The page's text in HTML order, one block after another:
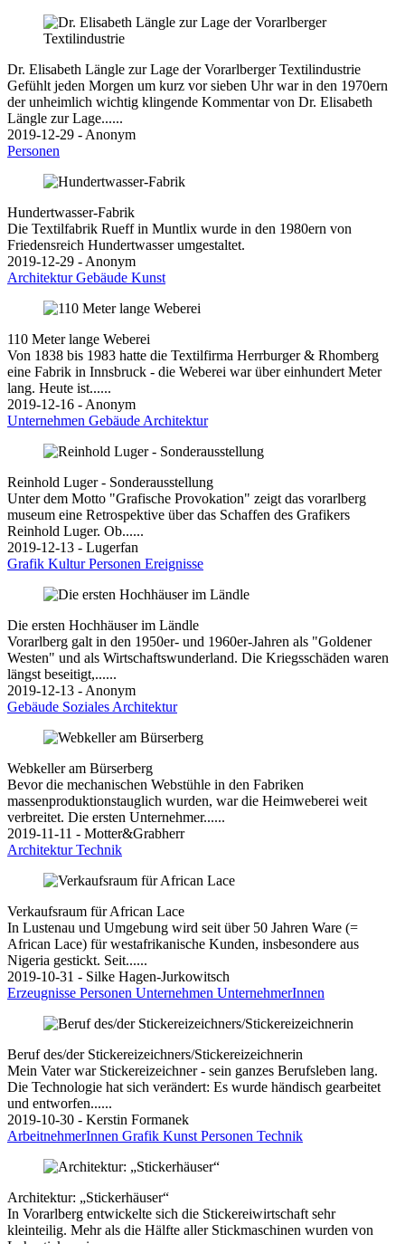
Dr. Elisabeth Längle zur Lage der Vorarlberger Textilindustrie
Gefühlt jeden Morgen um kurz vor sieben Uhr war in den 1970ern
der unheimlich wichtig klingende Kommentar von Dr. Elisabeth
Längle zur Lage......
2019-12-29 - Anonym
Personen
Hundertwasser-Fabrik
Die Textilfabrik Rueff in Muntlix wurde in den 1980ern von
Friedensreich Hundertwasser umgestaltet.
2019-12-29 - Anonym
ArchitekturGebäude Kunst
110 Meter lange Weberei
Von 1838 bis 1983 hatte die Textilfirma Herrburger & Rhomberg
eine Fabrik in Innsbruck - die Weberei war über einhundert Meter
lang. Heute ist......
2019-12-16 - Anonym
Unternehmen Gebäude Architektur
Reinhold Luger - Sonderausstellung
Unter dem Motto "Grafische Provokation" zeigt das vorarlberg
museum eine Retrospektive über das Schaffen des Grafikers
Reinhold Luger. Ob......
2019-12-13 - Lugerfan
Grafik KulturPersonen Ereignisse
Die ersten Hochhäuser im Ländle
Vorarlberg galt in den 1950er- und 1960er-Jahren als "Goldener
Westen" und als Wirtschaftswunderland. Die Kriegsschäden waren
längst beseitigt,......
2019-12-13 - Anonym
Gebäude Soziales Architektur
Webkeller am Bürserberg
Bevor die mechanischen Webstühle in den Fabriken
massenproduktionstauglich wurden, war die Heimweberei weit
verbreitet. Die ersten Unternehmer......
2019-11-11 - Motter&Grabherr
ArchitekturTechnik
Verkaufsraum für African Lace
In Lustenau und Umgebung wird seit über 50 Jahren Ware (=
African Lace) für westafrikanische Kunden, insbesondere aus
Nigeria gestickt. Seit......
2019-10-31 - Silke Hagen-Jurkowitsch
Erzeugnisse Personen Unternehmen UnternehmerInnen
Beruf des/der Stickereizeichners/Stickereizeichnerin
Mein Vater war Stickereizeichner - sein ganzes Berufsleben lang.
Die Technologie hat sich verändert: Es wurde händisch gearbeitet
und entworfen......
2019-10-30 - Kerstin Formanek
ArbeitnehmerInnen Grafik Kunst Personen Technik
Architektur: „Stickerhäuser“
In Vorarlberg entwickelte sich die Stickereiwirtschaft sehr
kleinteilig. Mehr als die Hälfte aller Stickmaschinen wurden von